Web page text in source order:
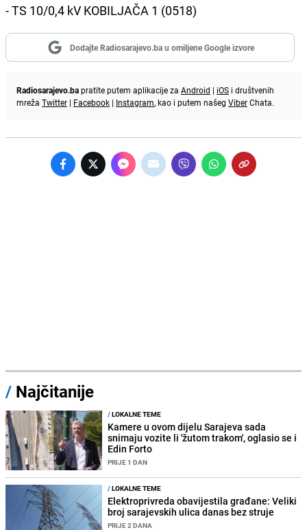
- TS 10/0,4 kV KOBILJAČA 1 (0518)
Dodajte Radiosarajevo.ba u omiljene Google izvore
Radiosarajevo.bapratite putem aplikacije za Android | iOS i društvenih
mreža Twitter | Facebook | Instagram, kao i putem našeg ViberChata.
/ Najčitanije
/LOKALNE TEME
Kamere u ovom dijelu Sarajeva sada
snimaju vozite li 'žutom trakom', oglasio se i
Edin Forto
PRIJE 1 DAN
/LOKALNE TEME
Elektroprivreda obavijestila građane: Veliki
broj sarajevskih ulica danas bez struje
PRIJE 2 DANA